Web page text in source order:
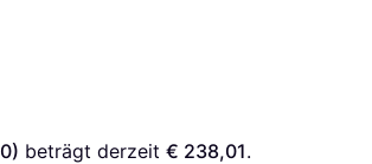
beträgt derzeit € 238,01.